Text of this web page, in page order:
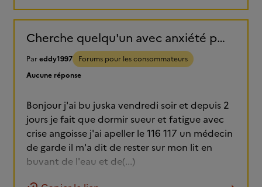
Cherche quelqu'un avec anxiété pour discuter et ce sentir moin seul
Pareddy1997
Forums pour les consommateurs
Aucune réponse
Bonjour j'ai bu juska vendredi soir et depuis 2
jours je fait que dormir sueur et fatigue avec
crise angoisse j'ai apeller le 116 117 un médecin
de garde il m'a dit de rester sur mon lit en
buvant de l'eau et de(...)